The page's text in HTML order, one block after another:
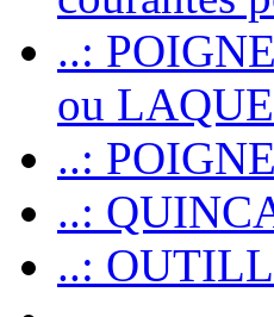
..:
ou
..:
..:
..: